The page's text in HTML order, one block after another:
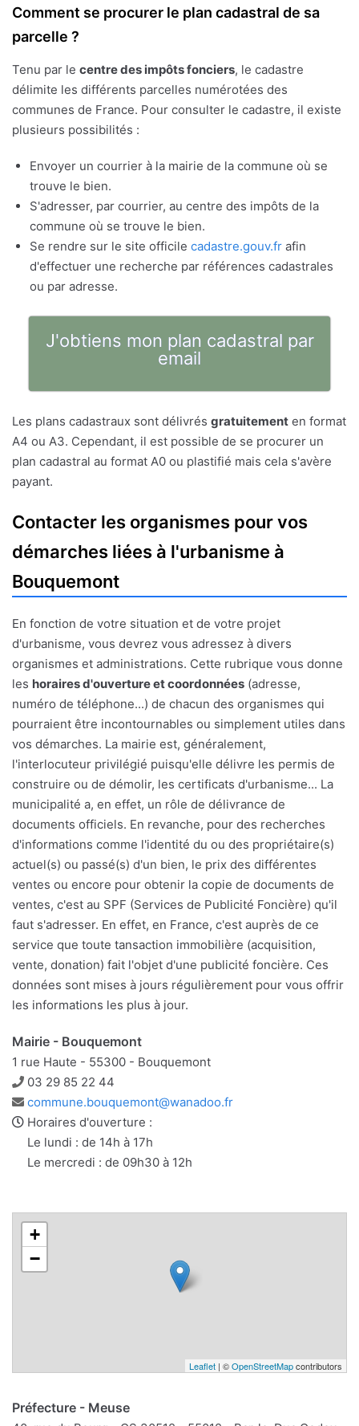
Comment se procurer le plan cadastral de sa
parcelle ?
Tenu par le centre des impôts fonciers, le cadastre
délimite les différents parcelles numérotées des
communes de France. Pour consulter le cadastre, il existe
plusieurs possibilités :
Envoyer un courrier à la mairie de la commune où se
trouve le bien.
S'adresser, par courrier, au centre des impôts de la
commune où se trouve le bien.
Se rendre sur le site officile cadastre.gouv.fr afin
d'effectuer une recherche par références cadastrales
ou par adresse.
J'obtiens mon plan cadastral par
email
Les plans cadastraux sont délivrés gratuitement en format
A4 ou A3. Cependant, il est possible de se procurer un
plan cadastral au format A0 ou plastifié mais cela s'avère
payant.
Contacter les organismes pour vos
démarches liées à l'urbanisme à
Bouquemont
En fonction de votre situation et de votre projet
d'urbanisme, vous devrez vous adressez à divers
organismes et administrations. Cette rubrique vous donne
les horaires d'ouverture et coordonnées (adresse,
numéro de téléphone...) de chacun des organismes qui
pourraient être incontournables ou simplement utiles dans
vos démarches. La mairie est, généralement,
l'interlocuteur privilégié puisqu'elle délivre les permis de
construire ou de démolir, les certificats d'urbanisme... La
municipalité a, en effet, un rôle de délivrance de
documents officiels. En revanche, pour des recherches
d'informations comme l'identité du ou des propriétaire(s)
actuel(s) ou passé(s) d'un bien, le prix des différentes
ventes ou encore pour obtenir la copie de documents de
ventes, c'est au SPF (Services de Publicité Foncière) qu'il
faut s'adresser. En effet, en France, c'est auprès de ce
service que toute tansaction immobilière (acquisition,
vente, donation) fait l'objet d'une publicité foncière. Ces
données sont mises à jours régulièrement pour vous offrir
les informations les plus à jour.
Mairie - Bouquemont
1 rue Haute - 55300 - Bouquemont
Téléphone
03 29 85 22 44
Adresse
e-
mail
commune.bouquemont@wanadoo.fr
Horaires d'ouverture :
Le lundi : de 14h à 17h
Le mercredi : de 09h30 à 12h
+
−
Leaflet | ©OpenStreetMapcontributors
Préfecture - Meuse